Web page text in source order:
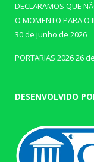
DECLARAMOS QUE
O MOMENTO PARA O
30 de junho de 2026
PORTARIAS 202626
DESENVOLVIDO